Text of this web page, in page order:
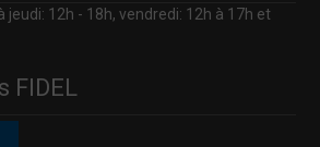
jeudi: 12h - 18h, vendredi: 12h à 17h et
FIDEL